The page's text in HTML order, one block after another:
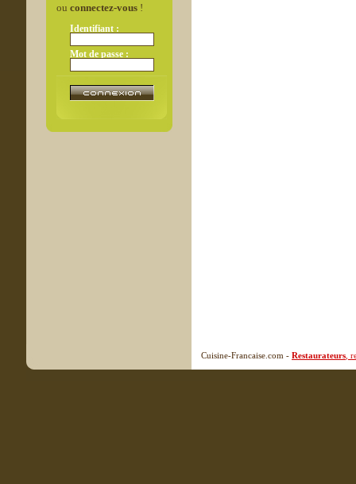
ou connectez-vous!
Identifiant :
Mot de passe :
Cuisine-Francaise.com - Restaurateurs ,